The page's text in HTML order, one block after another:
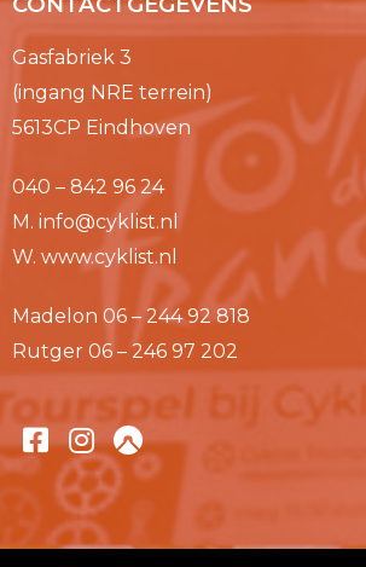
Gasfabriek 3
(ingang NRE terrein)
5613CP Eindhoven
040 – 842 96 24
M. info@cyklist.nl
W. www.cyklist.nl
Madelon 06 – 244 92 818
Rutger 06 – 246 97 202